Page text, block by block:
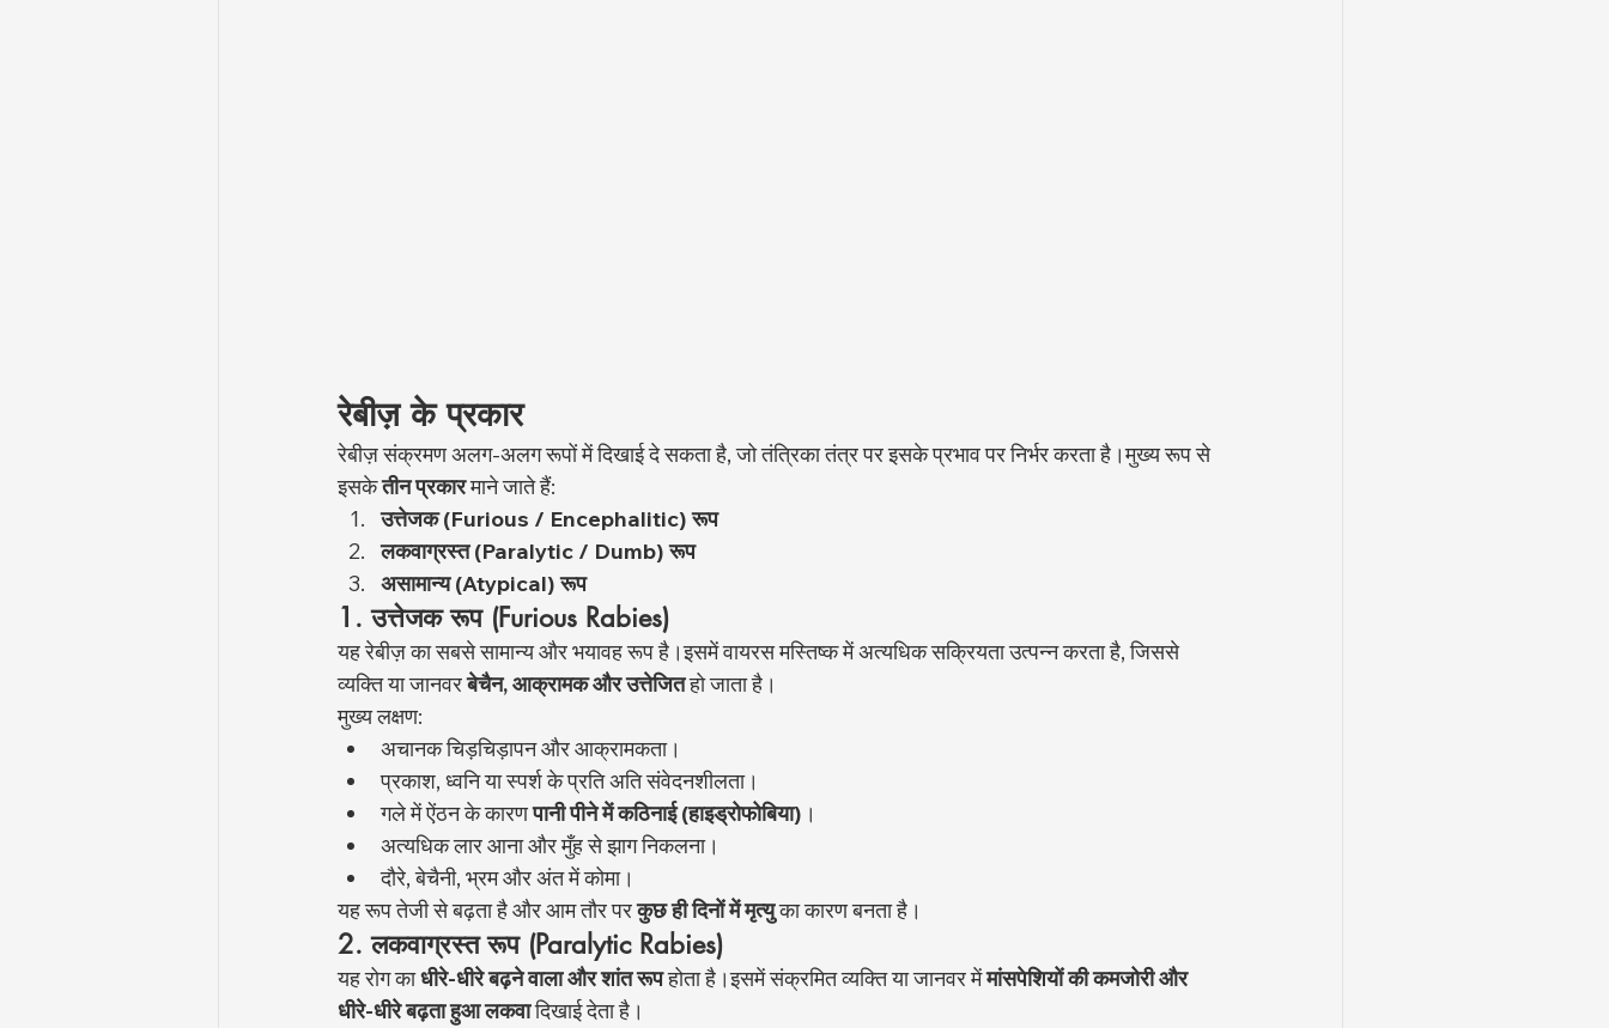
रेबीज़ के प्रकार
रेबीज़ संक्रमण अलग-अलग रूपों में दिखाई दे सकता है, जो तंत्रिका तंत्र पर इसके प्रभाव पर निर्भर करता है।मुख्य रूप से
इसके तीन प्रकार माने जाते हैं:
उत्तेजक (Furious / Encephalitic) रूप
लकवाग्रस्त (Paralytic / Dumb) रूप
असामान्य (Atypical) रूप
1. उत्तेजक रूप (Furious Rabies)
यह रेबीज़ का सबसे सामान्य और भयावह रूप है।इसमें वायरस मस्तिष्क में अत्यधिक सक्रियता उत्पन्न करता है, जिससे
व्यक्ति या जानवर बेचैन, आक्रामक और उत्तेजित हो जाता है।
मुख्य लक्षण:
अचानक चिड़चिड़ापन और आक्रामकता।
प्रकाश, ध्वनि या स्पर्श के प्रति अति संवेदनशीलता।
गले में ऐंठन के कारण पानी पीने में कठिनाई (हाइड्रोफोबिया) ।
अत्यधिक लार आना और मुँह से झाग निकलना।
दौरे, बेचैनी, भ्रम और अंत में कोमा।
यह रूप तेजी से बढ़ता है और आम तौर पर कुछ ही दिनों में मृत्यु का कारण बनता है।
2. लकवाग्रस्त रूप (Paralytic Rabies)
यह रोग का धीरे-धीरे बढ़ने वाला और शांत रूप होता है।इसमें संक्रमित व्यक्ति या जानवर में मांसपेशियों की कमजोरी और
धीरे-धीरे बढ़ता हुआ लकवा दिखाई देता है।